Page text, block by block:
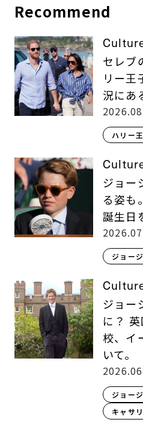
Recommend
セレブ
リー王
況にあ
ハリー
ジョー
る姿も
誕生日
ジョー
ジョー
に？
校、イ
いて。
ジョー
キャサ